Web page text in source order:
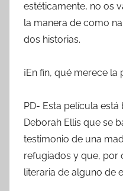
estéticamente, no os
la manera de como
dos historias.
¡En fin, qué merece la
PD- Esta película
Deborah Ellis que se
testimonio de una
refugiados y que, por
literaria de alguno de